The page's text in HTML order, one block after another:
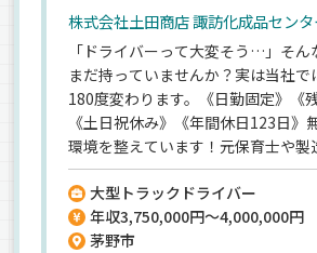
株式会社土田商店 諏訪化成品センタ
「ドライバーって大変そう…」そん
まだ持っていませんか？実は当社で
180度変わります。《日勤固定》《
《土日祝休み》《年間休日123日》
環境を整えています！元保育士や製
ど、まったくの未経験から始めた先
なドライバーとして活躍中。しかも
は一人の時間で、周りに気を使うこ
スで働けるので「気楽でストレスが
大型トラックドライバー
年収3,750,000円～4,000,000円
茅野市